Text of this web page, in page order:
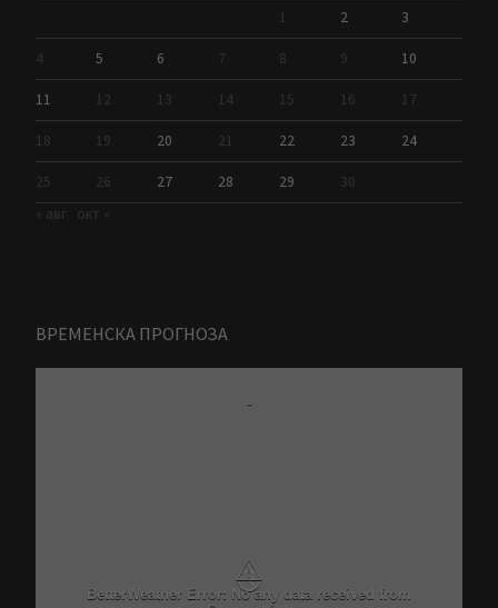
1 2 3
4 5 6 7 8 9 10
11 12 13 14 15 16 17
18 19 20 21 22 23 24
25 26 27 28 29
30
« авг окт »
ВРЕМЕНСКА ПРОГНОЗА
-
⚠
BetterWeather Error: No any data received from